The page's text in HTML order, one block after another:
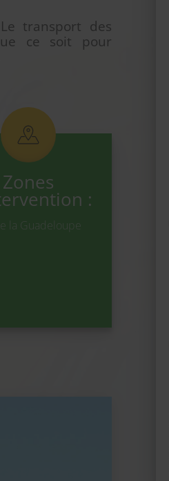
transport des
ce soit pour
Zones
:
la Guadeloupe